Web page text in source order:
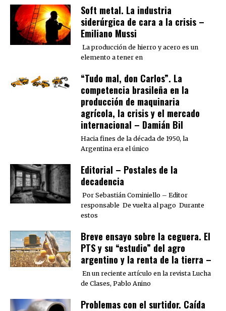
Soft metal. La industria
siderúrgica de cara a la crisis –
Emiliano Mussi
La producción de hierro y acero es un
elemento a tener en
“Tudo mal, don Carlos”. La
competencia brasileña en la
producción de maquinaria
agrícola, la crisis y el mercado
internacional – Damián Bil
Hacia fines de la década de 1950, la
Argentina era el único
Editorial – Postales de la
decadencia
Por Sebastián Cominiello – Editor
responsable De vuelta al pago Durante
estos
Breve ensayo sobre la ceguera. El
PTS y su “estudio” del agro
argentino y la renta de la tierra –
En un reciente artículo en la revista Lucha
de Clases, Pablo Anino
Problemas con el surtidor. Caída